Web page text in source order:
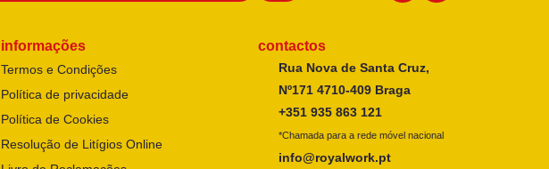
informações
Termos e Condições
Política de privacidade
Política de Cookies
Resolução de Litígios Online
contactos
Rua Nova de Santa Cruz,
Nº171 4710-409 Braga
+351 935 863 121
*Chamada para a rede móvel nacional
info@royalwork.pt